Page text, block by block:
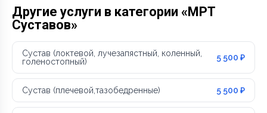
Другие услуги в категории «МРТ
Суставов»
Сустав (локтевой, лучезапястный, коленный,
голеностопный)
5 500 ₽
Сустав (плечевой,тазобедренные) 5 500 ₽